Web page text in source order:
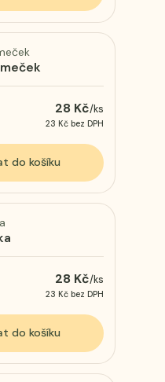
28 Kč/ks
23 Kč bez DPH
do košíku
28 Kč/ks
23 Kč bez DPH
do košíku